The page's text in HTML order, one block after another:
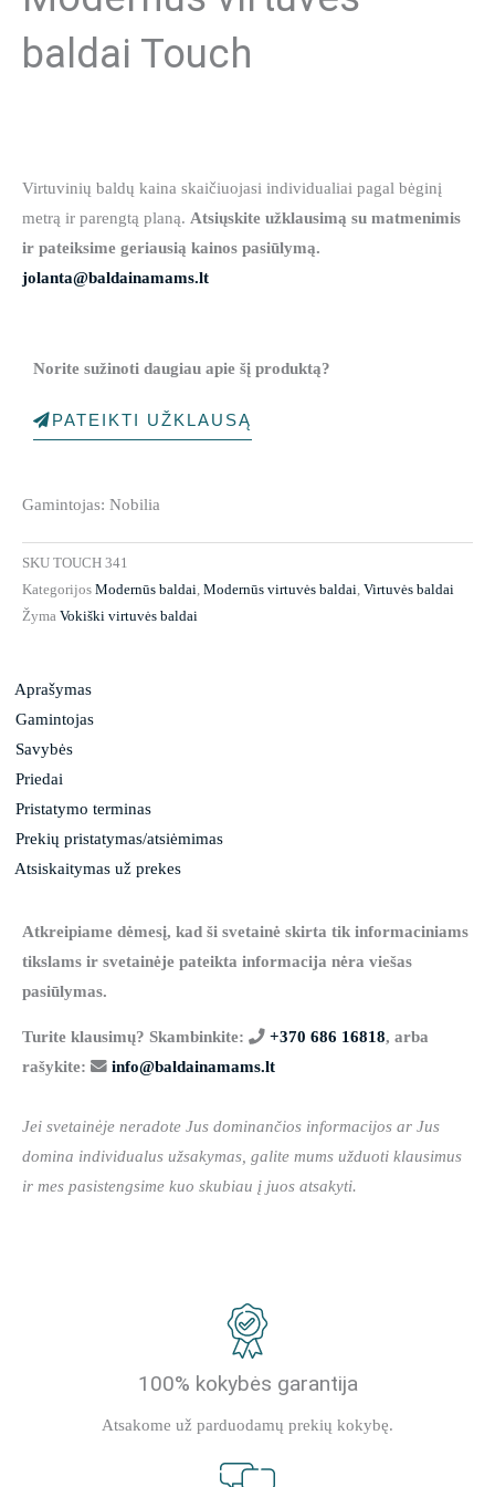
baldai Touch
Virtuvinių baldų kaina skaičiuojasi individualiai pagal bėginį
metrą ir parengtą planą. Atsiųskite užklausimą su matmenimis
ir pateiksime geriausią kainos pasiūlymą.
jolanta@baldainamams.lt
Norite sužinoti daugiau apie šį produktą?
PATEIKTI UŽKLAUSĄ
Gamintojas: Nobilia
SKU TOUCH 341
Kategorijos Modernūs baldai, Modernūs virtuvės baldai, Virtuvės baldai
Žyma Vokiški virtuvės baldai
Aprašymas
Gamintojas
Savybės
Priedai
Pristatymo terminas
Prekių pristatymas/atsiėmimas
Atsiskaitymas už prekes
Atkreipiame dėmesį, kad ši svetainė skirta tik informaciniams
tikslams ir svetainėje pateikta informacija nėra viešas
pasiūlymas.
Turite klausimų? Skambinkite: +370 686 16818, arba
rašykite:
info@baldainamams.lt
Jei svetainėje neradote Jus dominančios informacijos ar Jus
domina individualus užsakymas, galite mums užduoti klausimus
ir mes pasistengsime kuo skubiau į juos atsakyti.
100% kokybės garantija
Atsakome už parduodamų prekių kokybę.